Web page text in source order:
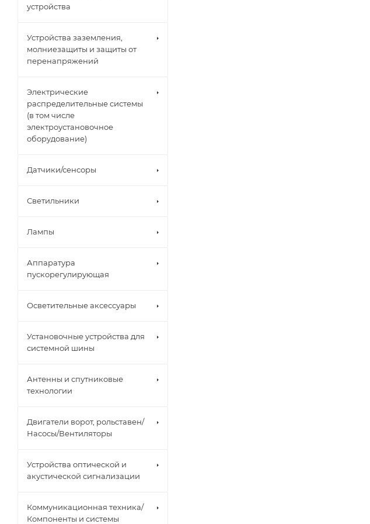
устройства
Устройства заземления,
молниезащиты и защиты от
перенапряжений
Электрические
распределительные системы
(в том числе
электроустановочное
оборудование)
Датчики/сенсоры
Светильники
Лампы
Аппаратура
пускорегулирующая
Осветительные аксессуары
Установочные устройства для
системной шины
Антенны и спутниковые
технологии
Двигатели ворот, рольставен/
Насосы/Вентиляторы
Устройства оптической и
акустической сигнализации
Коммуникационная техника/
Компоненты и системы